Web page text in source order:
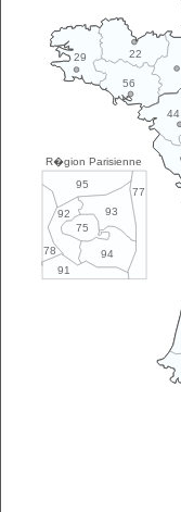
R�gion Parisienne
77
78
91
95
93
75
94
92
22
29
44
56